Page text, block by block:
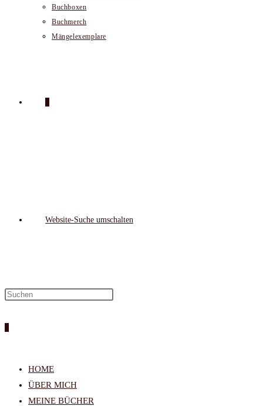
Buchboxen
Buchmerch
Mängelexemplare
Website-Suche umschalten
HOME
ÜBER MICH
MEINE BÜCHER